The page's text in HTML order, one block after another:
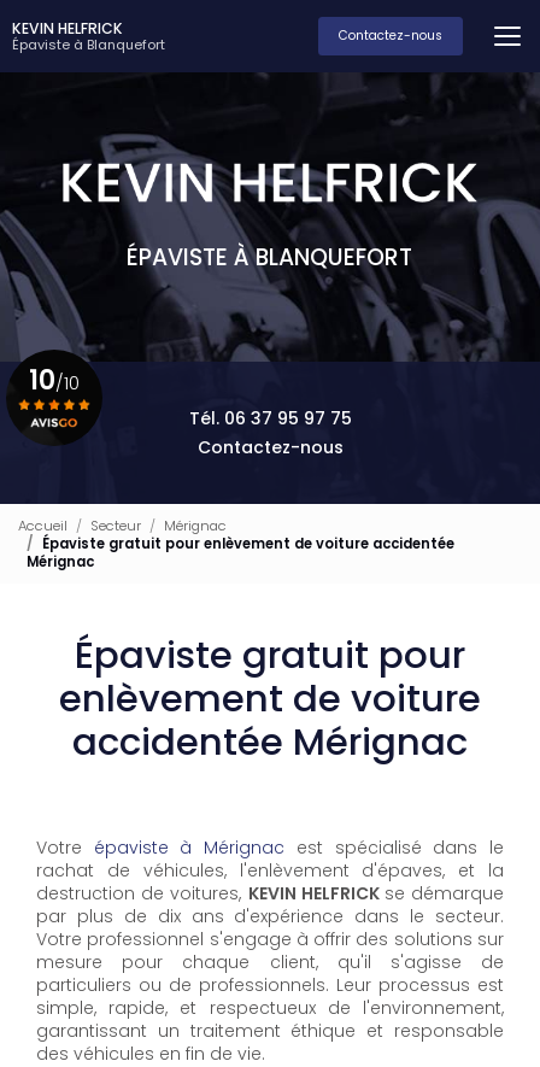
au
contenu
principal
KEVIN HELFRICK
Épaviste à Blanquefort Contactez-nous
ÉPAVISTE À BLANQUEFORT
Tél. 06 37 95 97 75
Contactez-nous
10/10
Accueil Secteur
Mérignac
Épaviste gratuit pour enlèvement de voiture accidentée
Mérignac
Épaviste gratuit pour
enlèvement de voiture
accidentée Mérignac
Votre épaviste à Mérignac est spécialisé dans le
rachat de véhicules, l'enlèvement d'épaves, et la
destruction de voitures, KEVIN HELFRICK se démarque
par plus de dix ans d'expérience dans le secteur.
Votre professionnel s'engage à offrir des solutions sur
mesure pour chaque client, qu'il s'agisse de
particuliers ou de professionnels. Leur processus est
simple, rapide, et respectueux de l'environnement,
garantissant un traitement éthique et responsable
des véhicules en fin de vie.